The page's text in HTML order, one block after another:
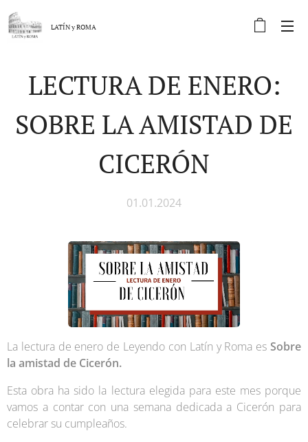
LATÍN yROMA
LECTURA DE ENERO:
SOBRE LA AMISTAD DE
CICERÓN
01.01.2024
La lectura de enero de Leyendo con Latín y Roma es Sobre
la amistad de Cicerón.
Esta obra ha sido la lectura elegida para este mes porque
vamos a contar con una semana dedicada a Cicerón para
celebrar su cumpleaños.